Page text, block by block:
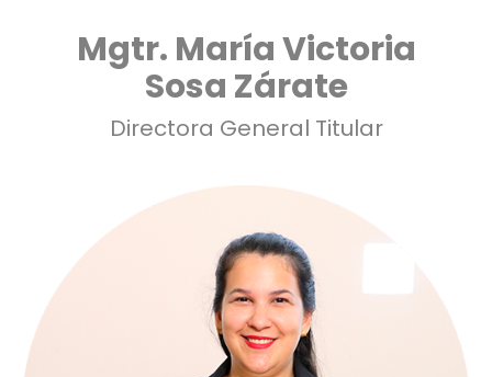
Mgtr. María Victoria
Sosa Zárate
Directora General Titular